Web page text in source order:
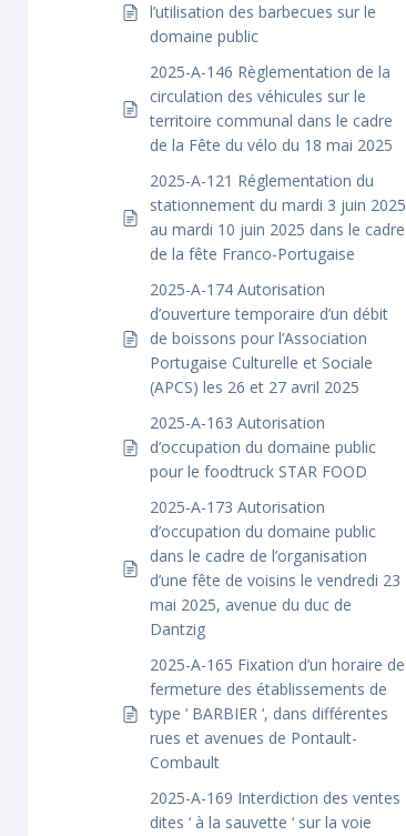
l’utilisation des barbecues sur le
domaine public
2025-A-146 Règlementation de la
circulation des véhicules sur le
territoire communal dans le cadre
de la Fête du vélo du 18 mai 2025
2025-A-121 Réglementation du
stationnement du mardi 3 juin 2025
au mardi 10 juin 2025 dans le cadre
de la fête Franco-Portugaise
2025-A-174 Autorisation
d’ouverture temporaire d’un débit
de boissons pour l’Association
Portugaise Culturelle et Sociale
(APCS) les 26 et 27 avril 2025
2025-A-163 Autorisation
d’occupation du domaine public
pour le foodtruck STAR FOOD
2025-A-173 Autorisation
d’occupation du domaine public
dans le cadre de l’organisation
d’une fête de voisins le vendredi 23
mai 2025, avenue du duc de
Dantzig
2025-A-165 Fixation d’un horaire de
fermeture des établissements de
type ‘ BARBIER ‘, dans différentes
rues et avenues de Pontault-
Combault
2025-A-169 Interdiction des ventes
dites ‘ à la sauvette ‘ sur la voie